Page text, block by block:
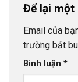
Để lại một
Email của
trường bắt
Bình luận *